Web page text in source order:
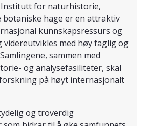
Institutt for naturhistorie,
botaniske hage er en attraktiv
kunnskapsressurs og
videreutvikles med høy faglig og
sammen med
og analysefasiliteter, skal
på høyt internasjonalt
og troverdig